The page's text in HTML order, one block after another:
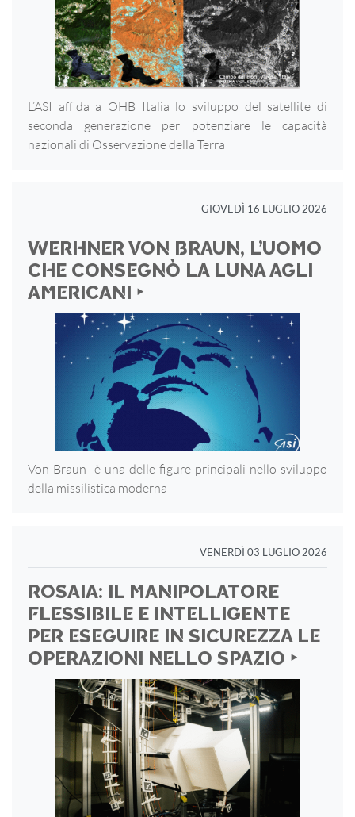
L’ASI affida a OHB Italia lo sviluppo del satellite di
seconda generazione per potenziare le capacità
nazionali di Osservazione della Terra
GIOVEDÌ 16 LUGLIO 2026
WERHNER VON BRAUN, L’UOMO
CHE CONSEGNÒ LA LUNA AGLI
AMERICANI ‣
Von Braun è una delle figure principali nello sviluppo
della missilistica moderna
VENERDÌ 03 LUGLIO 2026
ROSAIA: IL MANIPOLATORE
FLESSIBILE E INTELLIGENTE
PER ESEGUIRE IN SICUREZZA LE
OPERAZIONI NELLO SPAZIO ‣